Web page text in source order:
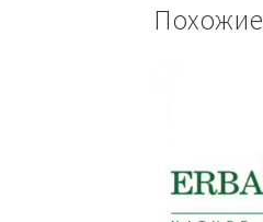
Похожие